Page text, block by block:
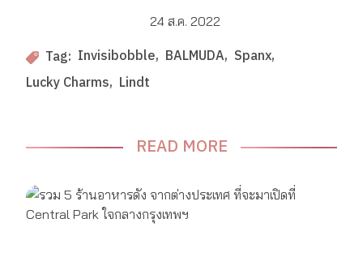
24 ส.ค. 2022
Tag: Invisibobble BALMUDA Spanx
Lucky Charms Lindt
READ MORE